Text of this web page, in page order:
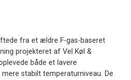
fra et ældre F-gas-baseret
projekteret af Vel Køl &
både et lavere
stabilt temperaturniveau. De